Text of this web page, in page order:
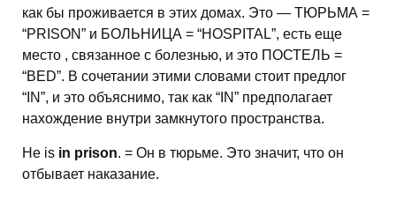
как бы проживается в этих домах. Это — ТЮРЬМА =
“PRISON” и БОЛЬНИЦА = “HOSPITAL”, есть еще
место , связанное с болезнью, и это ПОСТЕЛЬ =
“BED”. В сочетании этими словами стоит предлог
“IN”, и это объяснимо, так как “IN” предполагает
нахождение внутри замкнутого пространства.
He is in prison. = Он в тюрьме. Это значит, что он
отбывает наказание.